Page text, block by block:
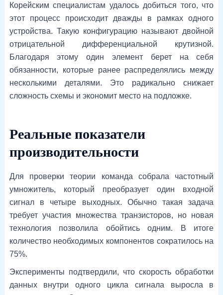
Корейским специалистам удалось добиться того, что
этот процесс происходит дважды в рамках одного
устройства. Такую конфигурацию называют двойной
отрицательной дифференциальной крутизной.
Благодаря этому один элемент берет на себя
обязанности, которые ранее распределялись между
несколькими деталями. Это радикально снижает
сложность схемы и экономит место на подложке.
Реальные показатели
производительности
Для проверки теории команда собрала частотный
умножитель, который преобразует один входной
сигнал в четыре выходных. Обычно такая задача
требует участия множества транзисторов, но новая
технология позволила обойтись одним. В итоге
количество необходимых компонентов сократилось на
75%.
Эксперименты подтвердили, что скорость обработки
данных внутри одного цикла сигнала выросла в